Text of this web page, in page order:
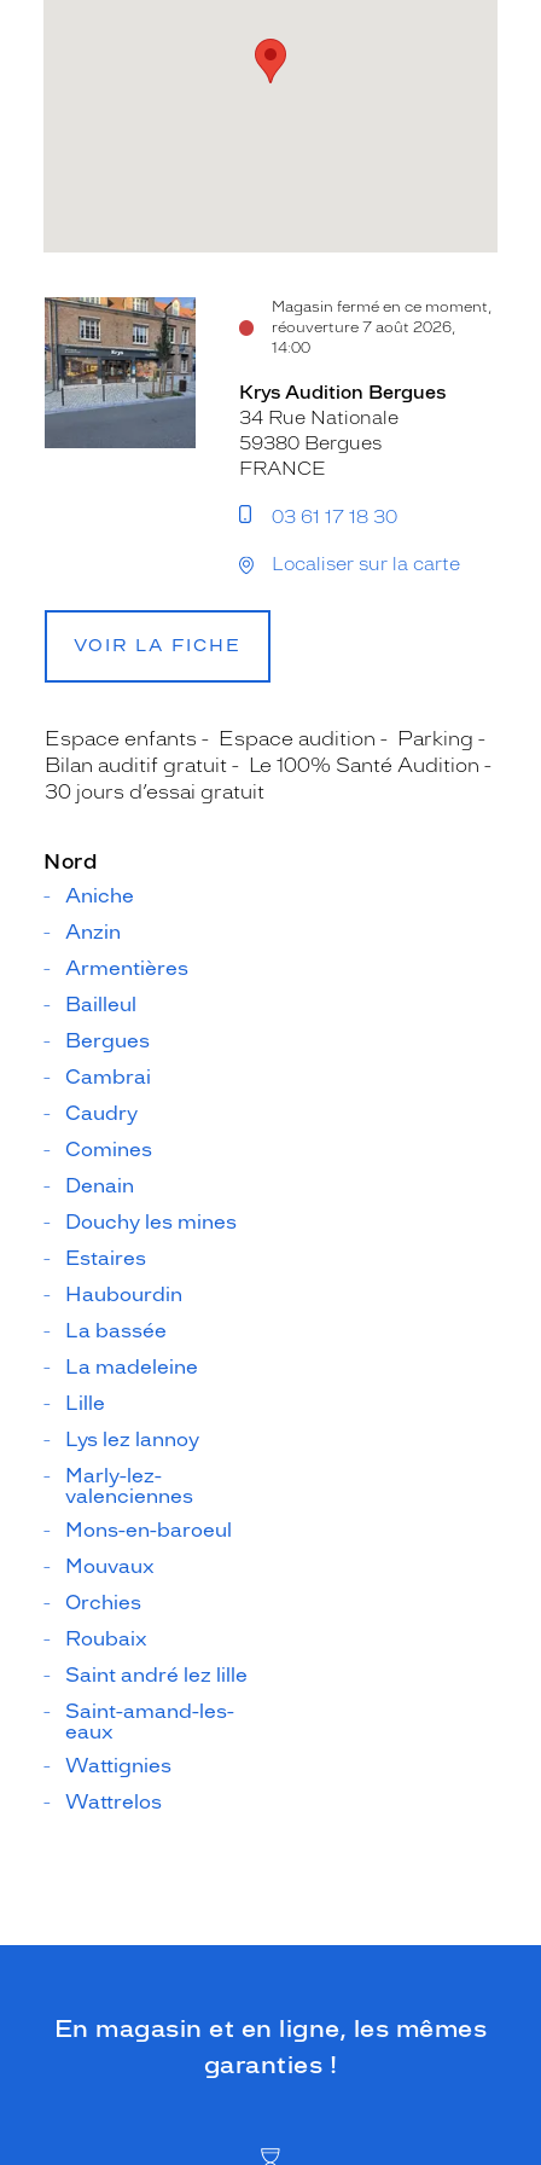
Magasin fermé en ce moment,
réouverture 7 août 2026,
14:00
Voir
la
fiche
Krys Audition Bergues
34 Rue Nationale
59380 Bergues
FRANCE
03 61 17 18 30
Localiser sur la carte
VOIR LA FICHE
Espace enfants Espace audition
Parking
Bilan auditif gratuit
Le 100% Santé Audition
30 jours d’essai gratuit
Nord
Aniche
Anzin
Armentières
Bailleul
Bergues
Cambrai
Caudry
Comines
Denain
Douchy les mines
Estaires
Haubourdin
La bassée
La madeleine
Lille
Lys lez lannoy
Marly-lez-
valenciennes
Mons-en-baroeul
Mouvaux
Orchies
Roubaix
Saint andré lez lille
Saint-amand-les-
eaux
Wattignies
Wattrelos
En magasin et en ligne, les mêmes
garanties !